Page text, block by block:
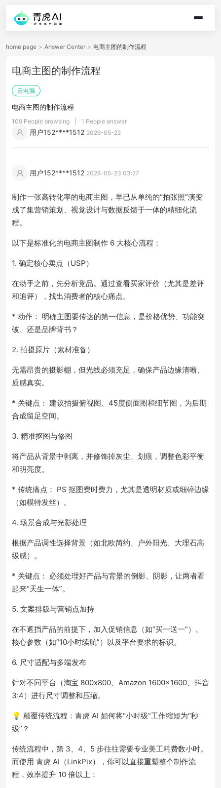
home page > Answer Center > 电商主图的制作流程
电商主图的制作流程
云电脑
电商主图的制作流程
109 People browsing 1 People answer
用户152****1512 2026-05-22
用户152****1512 2026-05-23 03:27
制作一张高转化率的电商主图，早已从单纯的“拍张照”演变
成了集营销策划、视觉设计与数据反馈于一体的精细化流
程。
以下是标准化的电商主图制作 6 大核心流程：
1. 确定核心卖点（USP）
在动手之前，先分析竞品。通过查看买家评价（尤其是差评
和追评），找出消费者的核心痛点。
* 动作： 明确主图要传达的第一信息，是价格优势、功能突
破、还是品牌背书？
2. 拍摄原片（素材准备）
无需昂贵的摄影棚，但光线必须充足，确保产品边缘清晰、
质感真实。
* 关键点： 建议拍摄俯视图、45度侧面图和细节图，为后期
合成留足空间。
3. 精准抠图与修图
将产品从背景中剥离，并修饰掉灰尘、划痕，调整色彩平衡
和明亮度。
* 传统痛点： PS 抠图费时费力，尤其是透明材质或细碎边缘
（如模特发丝）。
4. 场景合成与光影处理
根据产品调性选择背景（如北欧简约、户外阳光、大理石高
级感）。
* 关键点： 必须处理好产品与背景的倒影、阴影，让两者看
起来“天生一体”。
5. 文案排版与营销点加持
在不遮挡产品的前提下，加入促销信息（如“买一送一”）、
核心参数（如“10小时续航”）以及平台要求的标识。
6. 尺寸适配与多端发布
针对不同平台（淘宝 800x800、Amazon 1600x1600、抖音
3:4）进行尺寸调整和压缩。
💡 颠覆传统流程：青虎 AI 如何将“小时级”工作缩短为“秒
级”？
传统流程中，第 3、4、5 步往往需要专业美工耗费数小时。
而使用 青虎 AI（LinkPix），你可以直接重塑整个制作流
程，效率提升 10 倍以上：